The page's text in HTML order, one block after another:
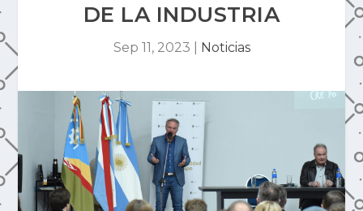
DE LA INDUSTRIA
Sep 11, 2023 Noticias